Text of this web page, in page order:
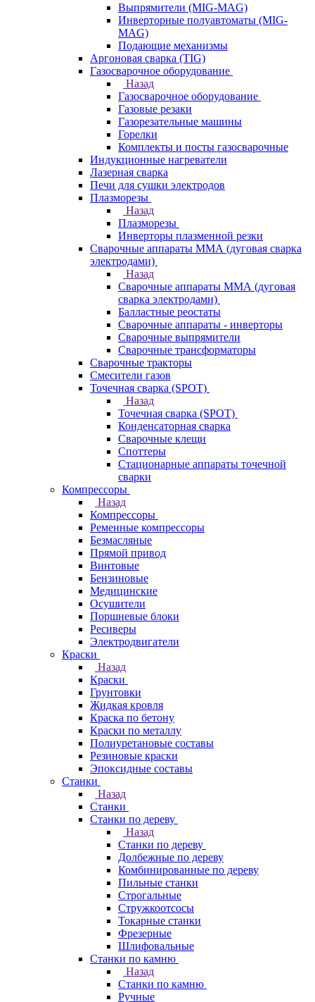
Выпрямители (MIG-MAG)
Инверторные полуавтоматы (MIG-
MAG)
Подающие механизмы
Аргоновая сварка (TIG)
Газосварочное оборудование
Назад
Газосварочное оборудование
Газовые резаки
Газорезательные машины
Горелки
Комплекты и посты газосварочные
Индукционные нагреватели
Лазерная сварка
Печи для сушки электродов
Плазморезы
Назад
Плазморезы
Инверторы плазменной резки
Сварочные аппараты ММА (дуговая сварка
электродами)
Назад
Сварочные аппараты ММА (дуговая
сварка электродами)
Балластные реостаты
Сварочные аппараты - инверторы
Сварочные выпрямители
Сварочные трансформаторы
Сварочные тракторы
Смесители газов
Точечная сварка (SPOT)
Назад
Точечная сварка (SPOT)
Конденсаторная сварка
Сварочные клещи
Споттеры
Стационарные аппараты точечной
сварки
Компрессоры
Назад
Компрессоры
Ременные компрессоры
Безмасляные
Прямой привод
Винтовые
Бензиновые
Медицинские
Осушители
Поршневые блоки
Ресиверы
Электродвигатели
Краски
Назад
Краски
Грунтовки
Жидкая кровля
Краска по бетону
Краски по металлу
Полиуретановые составы
Резиновые краски
Эпоксидные составы
Станки
Назад
Станки
Станки по дереву
Назад
Станки по дереву
Долбежные по дереву
Комбинированные по дереву
Пильные станки
Строгальные
Стружкоотсосы
Токарные станки
Фрезерные
Шлифовальные
Станки по камню
Назад
Станки по камню
Ручные